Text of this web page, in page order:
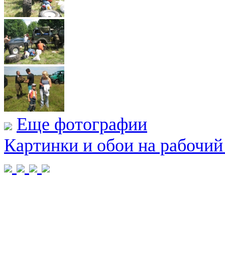
Еще фотографии
Картинки и обои на